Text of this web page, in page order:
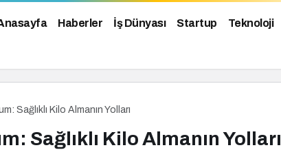
Haberler İş Dünyası Startup Teknoloji
Sağlıklı Kilo Almanın Yolları
Sağlıklı Kilo Almanın Yolları